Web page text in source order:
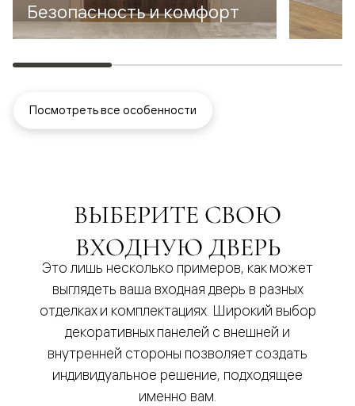
Безопасность и комфорт
Посмотреть все особенности
ВЫБЕРИТЕ СВОЮ
ВХОДНУЮ ДВЕРЬ
Это лишь несколько примеров, как может
выглядеть ваша входная дверь в разных
отделках и комплектациях. Широкий выбор
декоративных панелей с внешней и
внутренней стороны позволяет создать
индивидуальное решение, подходящее
именно вам.